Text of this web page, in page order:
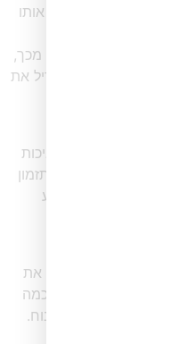
הפודקאסט ומבדילים אותו
והערכים של
עם המסר שלו. יתרה מכך,
ומעודד שיתוף, ומגדיל את
מיתוג אסטרטגי חיוני
לטווח ארוך.
כדי להבטיח הקלטה באיכות
שאלות לראיונות ותזמון
קפדני זה מכין את הקרקע
הכוללת של
לאולפן. הקליטו את
תגלו שנדרשים כמה וכמה
שאתם מרגישים איתם בנוח.